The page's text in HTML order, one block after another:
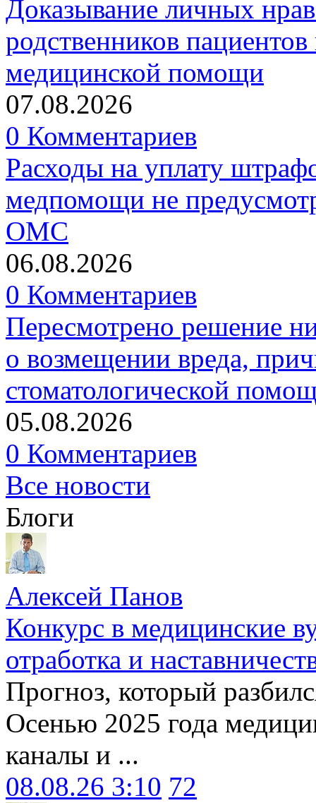
Доказывание личных
родственников
медицинской помощи
07.08.2026
0 Комментариев
Расходы на уплату
медпомощи не
ОМС
06.08.2026
0 Комментариев
Пересмотрено решение
о возмещении вреда,
стоматологической
05.08.2026
0 Комментариев
Все новости
Блоги
Алексей Панов
Конкурс в медицинские
отработка и
Прогноз, который
Осенью 2025 года
каналы и ...
08.08.26 3:10 72